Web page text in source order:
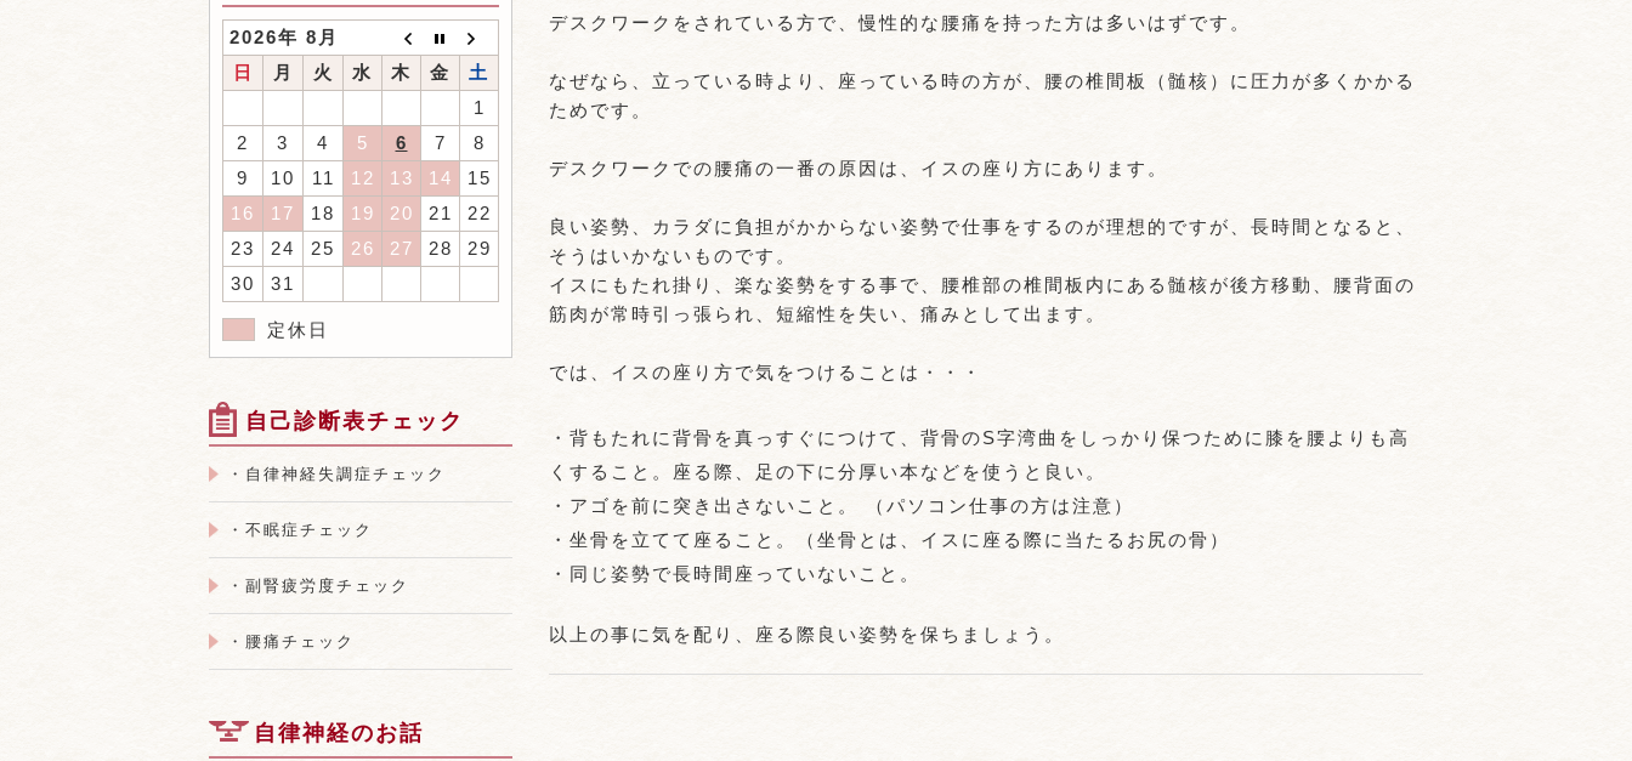
デスクワークをされている方で、慢性的な腰痛を持った方は多いはずです。
なぜなら、立っている時より、座っている時の方が、腰の椎間板（髄核）に圧力が多くかかる
ためです。
デスクワークでの腰痛の一番の原因は、イスの座り方にあります。
良い姿勢、カラダに負担がかからない姿勢で仕事をするのが理想的ですが、長時間となると、
そうはいかないものです。
イスにもたれ掛り、楽な姿勢をする事で、腰椎部の椎間板内にある髄核が後方移動、腰背面の
筋肉が常時引っ張られ、短縮性を失い、痛みとして出ます。
では、イスの座り方で気をつけることは・・・
・背もたれに背骨を真っすぐにつけて、背骨のS字湾曲をしっかり保つために膝を腰よりも高
くすること。座る際、足の下に分厚い本などを使うと良い。
・アゴを前に突き出さないこと。 （パソコン仕事の方は注意）
・坐骨を立てて座ること。（坐骨とは、イスに座る際に当たるお尻の骨）
・同じ姿勢で長時間座っていないこと。
以上の事に気を配り、座る際良い姿勢を保ちましょう。
2026年 8月
日
月 火 水 木 金
土
1
2
3 4 5 6 7
8
9
10 11 12 13 14
15
16
17 18 19 20 21
22
23
24 25 26 27 28
29
30
31
定休日
自己診断表チェック
・自律神経失調症チェック
・不眠症チェック
・副腎疲労度チェック
・腰痛チェック
自律神経のお話